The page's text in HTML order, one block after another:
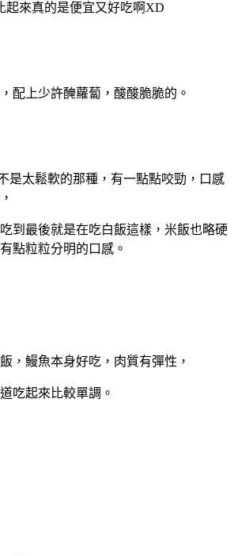
起來真的是便宜又好吃啊XD
配上少許醃蘿蔔，酸酸脆脆的。
是太鬆軟的那種，有一點點咬勁，口感
到最後就是在吃白飯這樣，米飯也略硬
點粒粒分明的口感。
，鰻魚本身好吃，肉質有彈性，
吃起來比較單調。